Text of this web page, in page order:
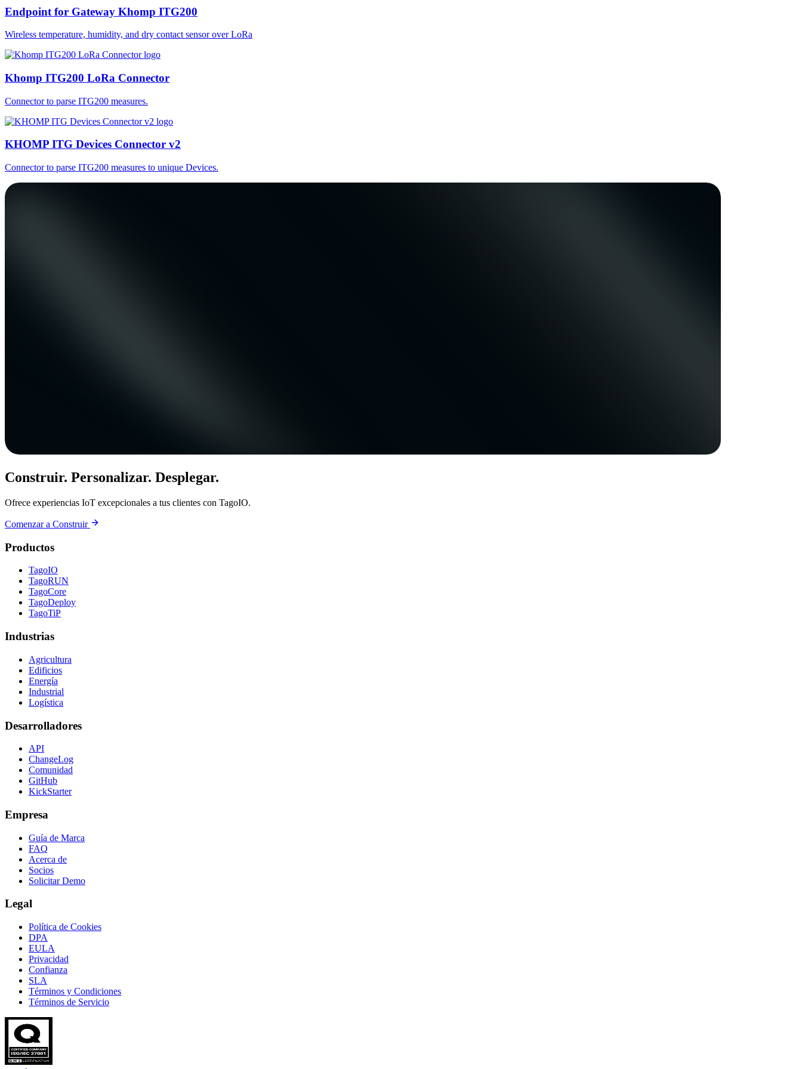
Endpoint for Gateway Khomp ITG200
Wireless temperature, humidity, and dry contact sensor over LoRa
Khomp ITG200 LoRa Connector
Connector to parse ITG200 measures.
KHOMP ITG Devices Connector v2
Connector to parse ITG200 measures to unique Devices.
Construir. Personalizar. Desplegar.
Ofrece experiencias IoT excepcionales a tus clientes con TagoIO.
Comenzar a Construir
Productos
TagoIO
TagoRUN
TagoCore
TagoDeploy
TagoTiP
Industrias
Agricultura
Edificios
Energía
Industrial
Logística
Desarrolladores
API
ChangeLog
Comunidad
GitHub
KickStarter
Empresa
Guía de Marca
FAQ
Acerca de
Socios
Solicitar Demo
Legal
Política de Cookies
DPA
EULA
Privacidad
Confianza
SLA
Términos y Condiciones
Términos de Servicio